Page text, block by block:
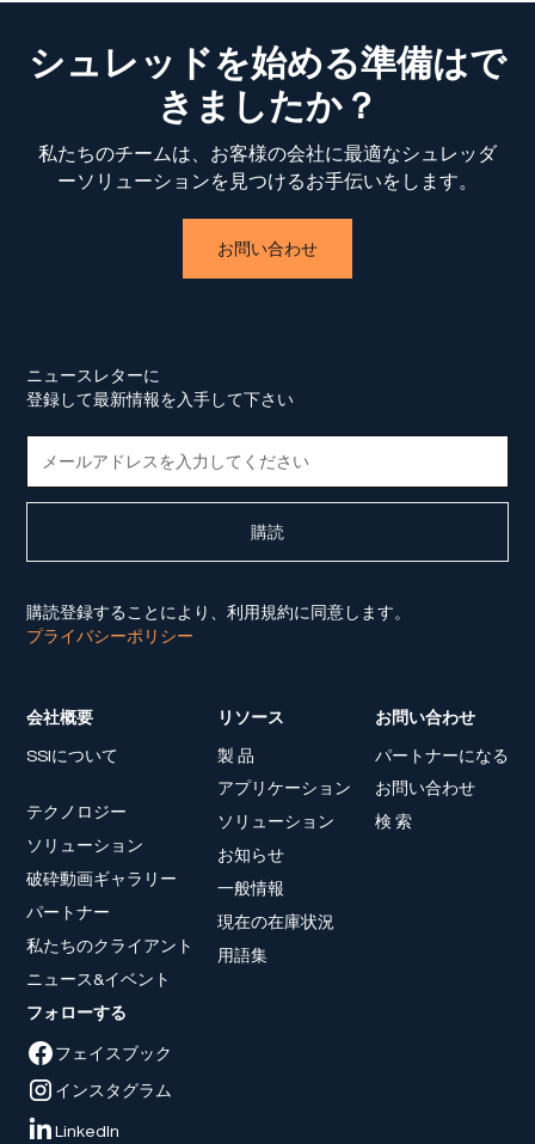
シュレッドを始める準備はで
きましたか？
私たちのチームは、お客様の会社に最適なシュレッダ
ーソリューションを見つけるお手伝いをします。
お問い合わせ
ニュースレターに
登録して最新情報を入手して下さい
購読登録することにより、利用規約に同意します。
プライバシーポリシー
会社概要
SSIについて
テクノロジー
ソリューション
破砕動画ギャラリー
パートナー
私たちのクライアント
ニュース&イベント
リソース
製 品
アプリケーション
ソリューション
お知らせ
一般情報
現在の在庫状況
用語集
お問い合わせ
パートナーになる
お問い合わせ
検 索
フォローする
フェイスブック
インスタグラム
LinkedIn